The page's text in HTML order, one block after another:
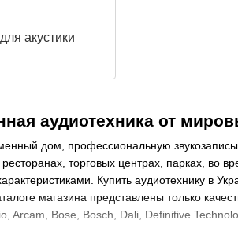
аудиотехника от
дом, профессиональную
ресторанах, торговых центрах, парках,
Купить аудиотехнику в
магазина представлены только
Arcam, Bose, Bosch, Dali, Definitive
акустики